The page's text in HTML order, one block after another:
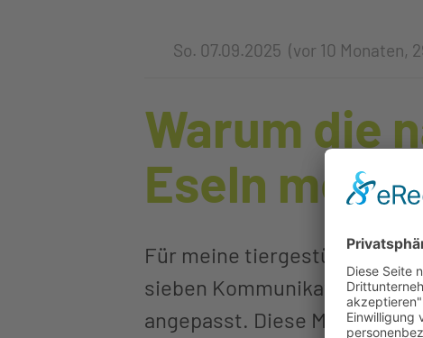
So. 07.09.2025 (vor 10 Monaten,
Warum die
Eseln
Für meine tiergestützte
sieben
angepasst. Diese Methode